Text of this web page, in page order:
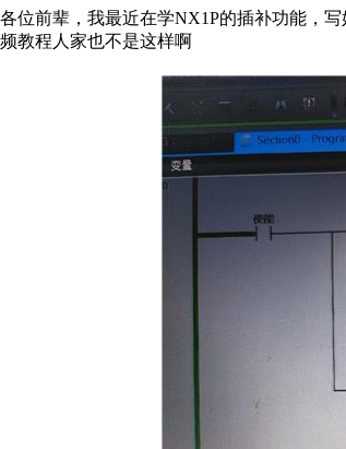
各位前辈，我最近在学NX1P的插补功能，
频教程人家也不是这样啊